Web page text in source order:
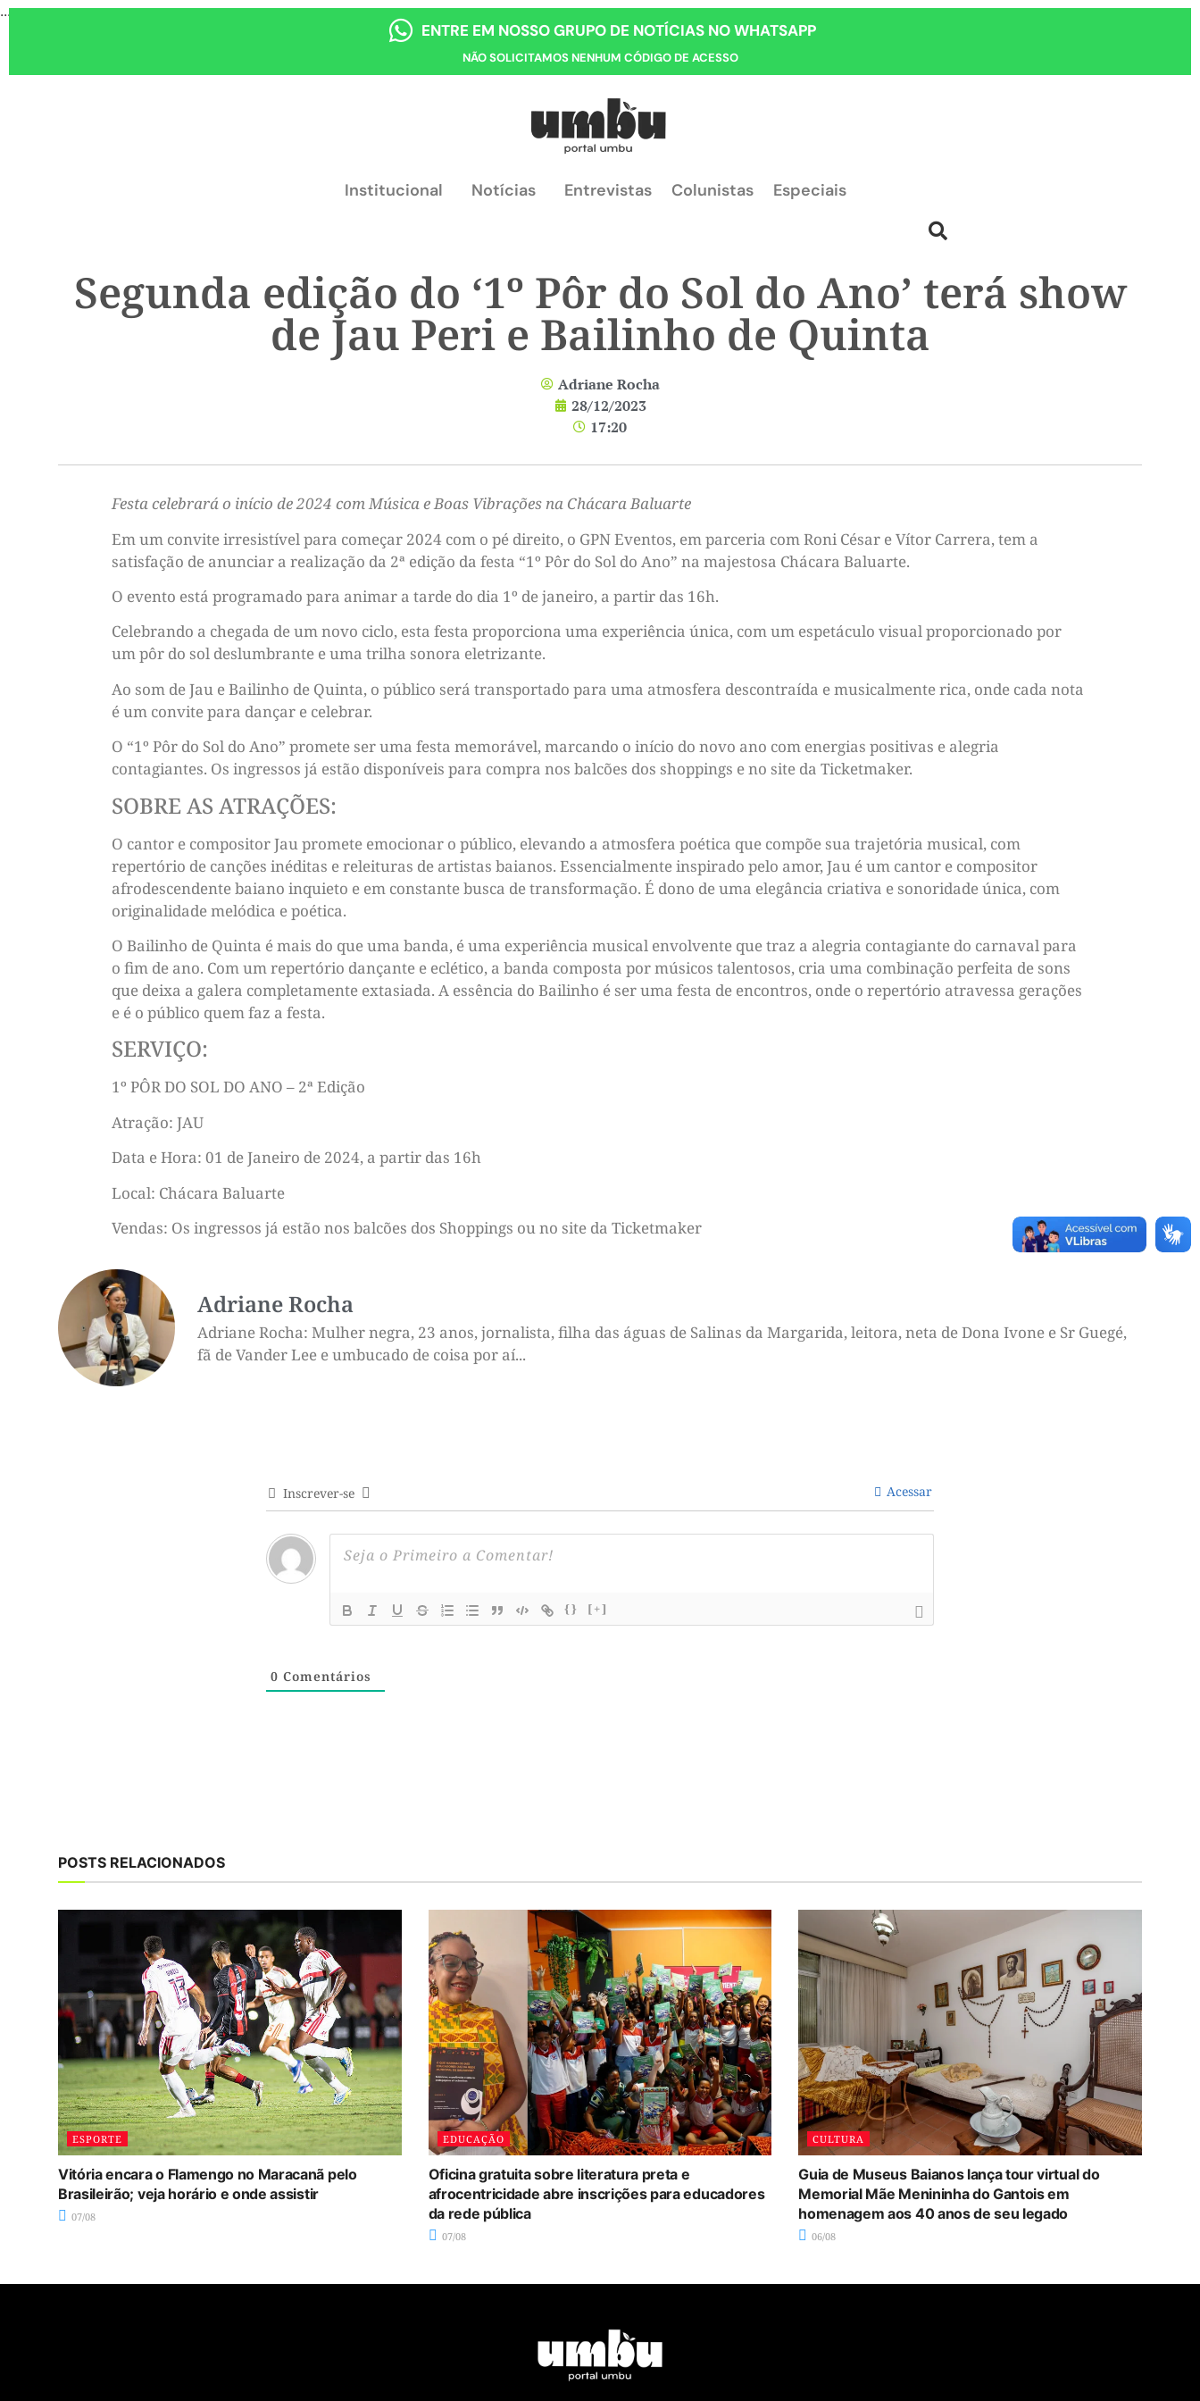
...
ENTRE EM NOSSO GRUPO DE NOTÍCIAS NO WHATSAPP
NÃO SOLICITAMOS NENHUM CÓDIGO DE ACESSO
Institucional Notícias Entrevistas Colunistas Especiais
Segunda edição do ‘1º Pôr do Sol do Ano’ terá show
de Jau Peri e Bailinho de Quinta
Adriane Rocha
28/12/2023
17:20
Festa celebrará o início de 2024 com Música e Boas Vibrações na Chácara Baluarte
Em um convite irresistível para começar 2024 com o pé direito, o GPN Eventos, em parceria com Roni César e Vítor Carrera, tem a
satisfação de anunciar a realização da 2ª edição da festa “1º Pôr do Sol do Ano” na majestosa Chácara Baluarte.
O evento está programado para animar a tarde do dia 1º de janeiro, a partir das 16h.
Celebrando a chegada de um novo ciclo, esta festa proporciona uma experiência única, com um espetáculo visual proporcionado por
um pôr do sol deslumbrante e uma trilha sonora eletrizante.
Ao som de Jau e Bailinho de Quinta, o público será transportado para uma atmosfera descontraída e musicalmente rica, onde cada nota
é um convite para dançar e celebrar.
O “1º Pôr do Sol do Ano” promete ser uma festa memorável, marcando o início do novo ano com energias positivas e alegria
contagiantes. Os ingressos já estão disponíveis para compra nos balcões dos shoppings e no site da Ticketmaker.
SOBRE AS ATRAÇÕES:
O cantor e compositor Jau promete emocionar o público, elevando a atmosfera poética que compõe sua trajetória musical, com
repertório de canções inéditas e releituras de artistas baianos. Essencialmente inspirado pelo amor, Jau é um cantor e compositor
afrodescendente baiano inquieto e em constante busca de transformação. É dono de uma elegância criativa e sonoridade única, com
originalidade melódica e poética.
O Bailinho de Quinta é mais do que uma banda, é uma experiência musical envolvente que traz a alegria contagiante do carnaval para
o fim de ano. Com um repertório dançante e eclético, a banda composta por músicos talentosos, cria uma combinação perfeita de sons
que deixa a galera completamente extasiada. A essência do Bailinho é ser uma festa de encontros, onde o repertório atravessa gerações
e é o público quem faz a festa.
SERVIÇO:
1º PÔR DO SOL DO ANO – 2ª Edição
Atração: JAU
Data e Hora: 01 de Janeiro de 2024, a partir das 16h
Local: Chácara Baluarte
Vendas: Os ingressos já estão nos balcões dos Shoppings ou no site da Ticketmaker
Adriane Rocha
Adriane Rocha: Mulher negra, 23 anos, jornalista, filha das águas de Salinas da Margarida, leitora, neta de Dona Ivone e Sr Guegé,
fã de Vander Lee e umbucado de coisa por aí...
Inscrever-se Acessar
{} [+]
0 Comentários
POSTS RELACIONADOS
ESPORTE
Vitória encara o Flamengo no Maracanã pelo
Brasileirão; veja horário e onde assistir
07/08
EDUCAÇÃO
Oficina gratuita sobre literatura preta e
afrocentricidade abre inscrições para educadores
da rede pública
07/08
CULTURA
Guia de Museus Baianos lança tour virtual do
Memorial Mãe Menininha do Gantois em
homenagem aos 40 anos de seu legado
06/08